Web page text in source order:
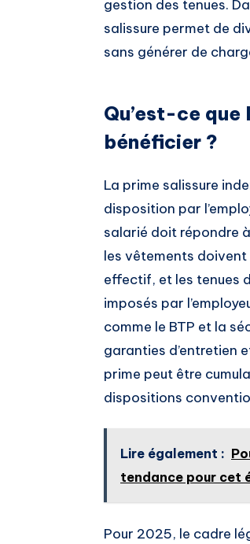
gestion des tenues.
salissure permet de
sans générer de
Qu’est-ce que
bénéficier ?
La prime salissure
disposition par
salarié doit répondre
les vêtements
effectif, et les tenues
imposés par
comme le BTP et la
garanties d’entretien
prime peut être
dispositions
Lire également :
tendance pour cet
Pour 2025, le cadre